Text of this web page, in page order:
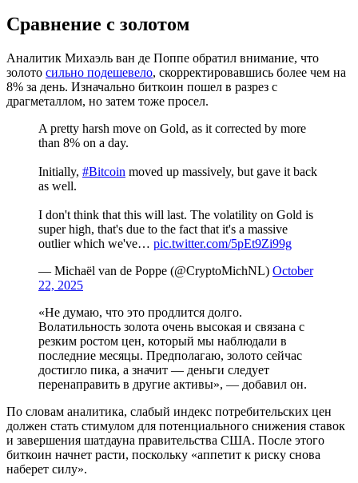
Сравнение с золотом
Аналитик Михаэль ван де Поппе обратил внимание, что
золото сильно подешевело, скорректировавшись более чем на
8% за день. Изначально биткоин пошел в разрез с
драгметаллом, но затем тоже просел.
A pretty harsh move on Gold, as it corrected by more
than 8% on a day.
Initially, #Bitcoin moved up massively, but gave it back
as well.
I don't think that this will last. The volatility on Gold is
super high, that's due to the fact that it's a massive
outlier which we've… pic.twitter.com/5pEt9Zi99g
— Michaël van de Poppe (@CryptoMichNL) October
22, 2025
«Не думаю, что это продлится долго.
Волатильность золота очень высокая и связана с
резким ростом цен, который мы наблюдали в
последние месяцы. Предполагаю, золото сейчас
достигло пика, а значит — деньги следует
перенаправить в другие активы», — добавил он.
По словам аналитика, слабый индекс потребительских цен
должен стать стимулом для потенциального снижения ставок
и завершения шатдауна правительства США. После этого
биткоин начнет расти, поскольку «аппетит к риску снова
наберет силу».